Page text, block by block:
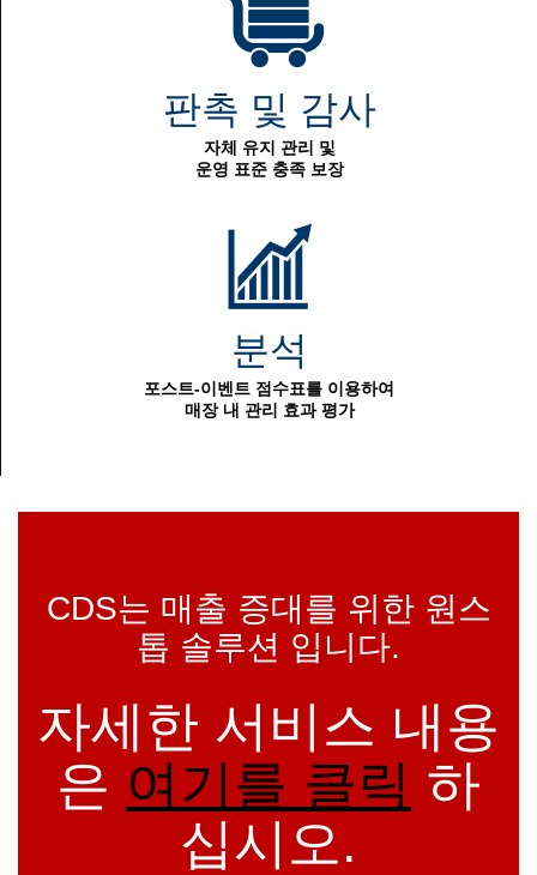
판촉 및 감사
자체 유지 관리 및
운영 표준 충족 보장
분석
포스트-이벤트 점수표를 이용하여
매장 내 관리 효과 평가
CDS는 매출 증대를 위한 원스
톱 솔루션 입니다.
자세한 서비스 내용
은 여기를 클릭 하
십시오.